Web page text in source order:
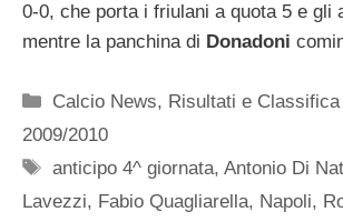
0-0, che porta i friulani a quota 5 e gli
mentre la panchina di Donadoni
Categorie
Calcio News, Risultati e Classifica
2009/2010
Tag
anticipo 4^ giornata,Antonio Di
Lavezzi, Fabio Quagliarella, Napoli,